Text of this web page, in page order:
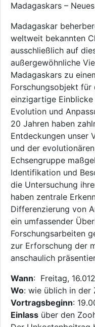
Madagaskars –
Madagaskar
weltweit bekannten
ausschließlich auf
außergewöhnliche
Madagaskars zu
Forschungsobjekt für
einzigartige
Evolution und
20 Jahren haben
Entdeckungen unser
und der
Echsengruppe
Identifikation und
die Untersuchung
haben zentrale
Differenzierung von
ein umfassender
Forschungsarbeiten
zur Erforschung der
anschaulich
Wann: Freitag,
Wo: wie üblich in der
Vortragsbeginn:
Einlass über den